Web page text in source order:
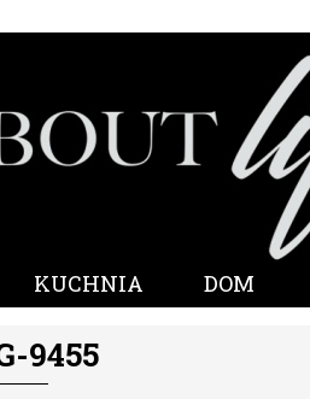
KUCHNIA DOM
9455